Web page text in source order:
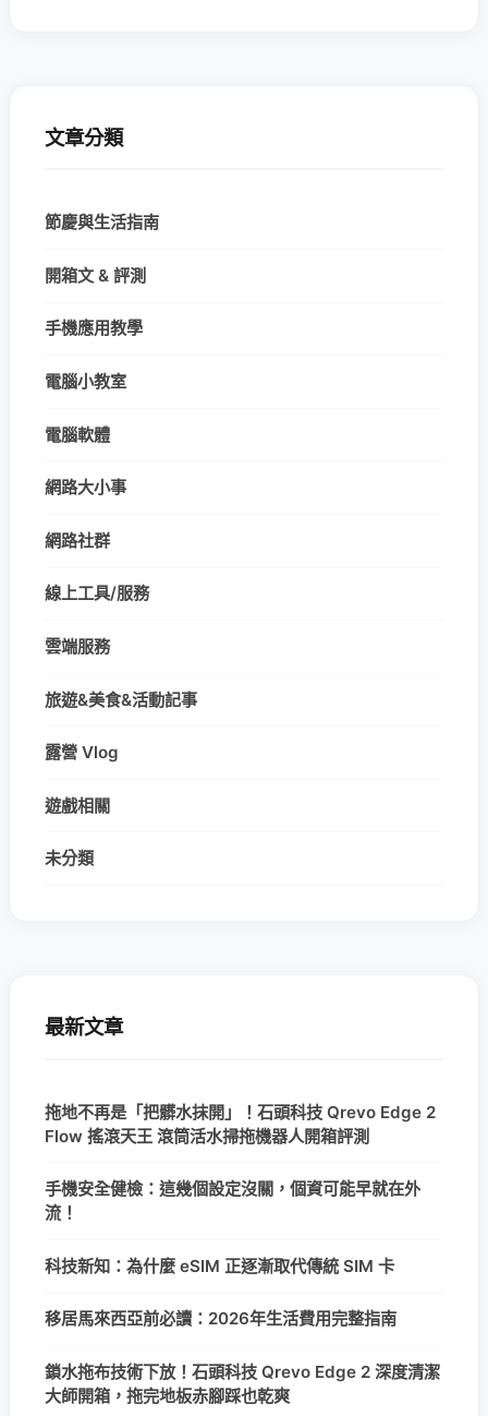
文章分類
節慶與生活指南
開箱文 & 評測
手機應用教學
電腦小教室
電腦軟體
網路大小事
網路社群
線上工具/服務
雲端服務
旅遊&美食&活動記事
露營 Vlog
遊戲相關
未分類
最新文章
拖地不再是「把髒水抹開」！石頭科技 Qrevo Edge 2
Flow 搖滾天王 滾筒活水掃拖機器人開箱評測
手機安全健檢：這幾個設定沒關，個資可能早就在外
流！
科技新知：為什麼 eSIM 正逐漸取代傳統 SIM 卡
移居馬來西亞前必讀：2026年生活費用完整指南
鎖水拖布技術下放！石頭科技 Qrevo Edge 2 深度清潔
大師開箱，拖完地板赤腳踩也乾爽